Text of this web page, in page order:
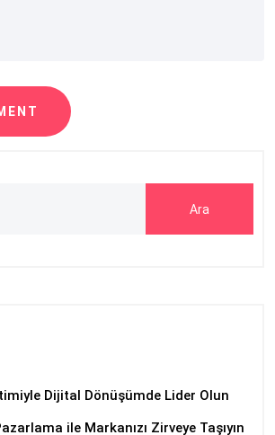
Ara
Dijital Dönüşümde Lider Olun
ile Markanızı Zirveye Taşıyın